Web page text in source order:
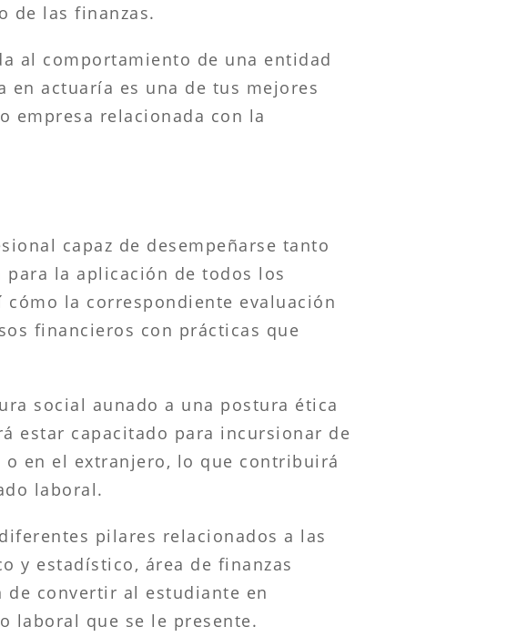
de las finanzas.
al comportamiento de una entidad
en actuaría es una de tus mejores
empresa relacionada con la
capaz de desempeñarse tanto
la aplicación de todos los
la correspondiente evaluación
financieros con prácticas que
social aunado a una postura ética
estar capacitado para incursionar de
en el extranjero, lo que contribuirá
laboral.
pilares relacionados a las
y estadístico, área de finanzas
convertir al estudiante en
laboral que se le presente.